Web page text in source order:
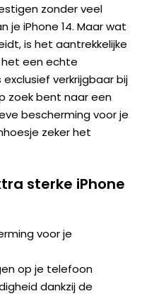
zonder veel
iPhone 14. Maar wat
is het aantrekkelijke
een echte
verkrijgbaar bij
zoek bent naar een
bescherming voor je
zeker het
sterke iPhone
voor je
op je telefoon
dankzij de